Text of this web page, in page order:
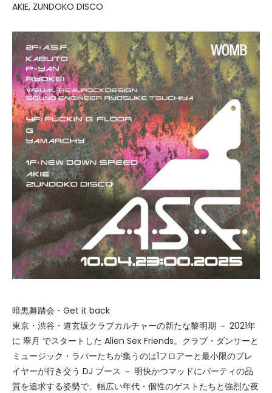
AKIE, ZUNDOKO DISCO
暗黒舞踏会・Get it back
東京・渋谷・道玄坂クラブカルチャーの新たな黎明期 － 2021年
に 翠月 でスタートした Alien Sex Friends。クラブ・ダンサーと
ミュージック・ラバーたちが集うのは1フロアーと最小限のプレ
イヤーが行き交う DJ ブース － 明快かつマッドにパーティの品
質を追求する姿勢で、幅広い年代・個性のゲストたちと強烈な夜